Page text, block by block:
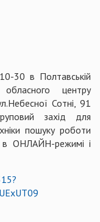
30 в Полтавській
обласного центру
Сотні, 91
захід для
пошуку роботи
в ОНЛАЙН-режимі і